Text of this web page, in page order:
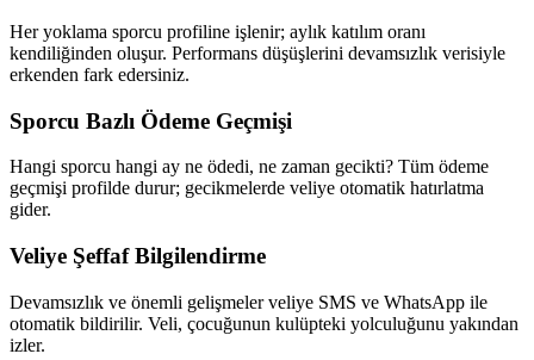
Her yoklama sporcu profiline işlenir; aylık katılım oranı
kendiliğinden oluşur. Performans düşüşlerini devamsızlık verisiyle
erkenden fark edersiniz.
Sporcu Bazlı Ödeme Geçmişi
Hangi sporcu hangi ay ne ödedi, ne zaman gecikti? Tüm ödeme
geçmişi profilde durur; gecikmelerde veliye otomatik hatırlatma
gider.
Veliye Şeffaf Bilgilendirme
Devamsızlık ve önemli gelişmeler veliye SMS ve WhatsApp ile
otomatik bildirilir. Veli, çocuğunun kulüpteki yolculuğunu yakından
izler.